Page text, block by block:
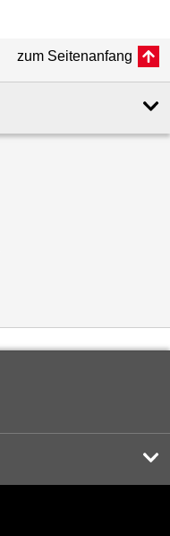
zum Seitenanfang